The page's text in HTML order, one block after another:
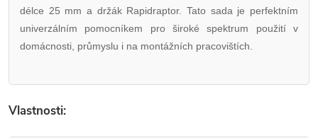
délce 25 mm a držák Rapidraptor. Tato sada je perfektním
univerzálním pomocníkem pro široké spektrum použití v
domácnosti, průmyslu i na montážních pracovištích.
Vlastnosti: